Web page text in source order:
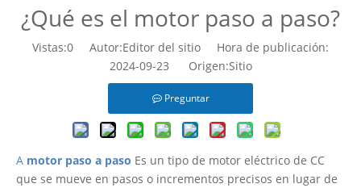
¿Qué es el motor paso a paso?
Vistas:0 Autor:Editor del sitio Hora de publicación:
2024-09-23 Origen:Sitio
Preguntar
A motor paso a paso Es un tipo de motor eléctrico de CC
que se mueve en pasos o incrementos precisos en lugar de